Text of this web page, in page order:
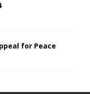
for Peace